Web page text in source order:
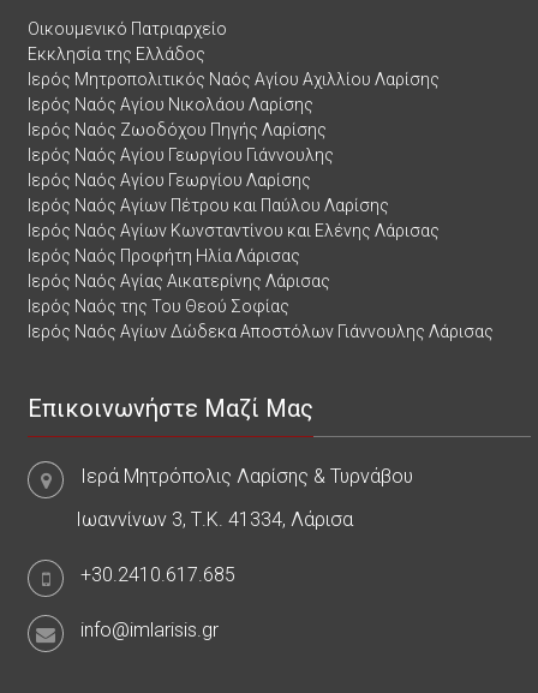
Οικουμενικό Πατριαρχείο
Εκκλησία της Ελλάδος
Ιερός Μητροπολιτικός Ναός Αγίου Αχιλλίου Λαρίσης
Ιερός Ναός Αγίου Νικολάου Λαρίσης
Ιερός Ναός Ζωοδόχου Πηγής Λαρίσης
Ιερός Ναός Αγίου Γεωργίου Γιάννουλης
Ιερός Ναός Αγίου Γεωργίου Λαρίσης
Ιερός Ναός Αγίων Πέτρου και Παύλου Λαρίσης
Ιερός Ναός Αγίων Κωνσταντίνου και Ελένης Λάρισας
Ιερός Ναός Προφήτη Ηλία Λάρισας
Ιερός Ναός Αγίας Αικατερίνης Λάρισας
Ιερός Ναός της Του Θεού Σοφίας
Ιερός Ναός Αγίων Δώδεκα Αποστόλων Γιάννουλης Λάρισας
Επικοινωνήστε Μαζί Μας
Ιερά Μητρόπολις Λαρίσης & Τυρνάβου
Ιωαννίνων 3, Τ.Κ. 41334, Λάρισα
+30.2410.617.685
info@imlarisis.gr